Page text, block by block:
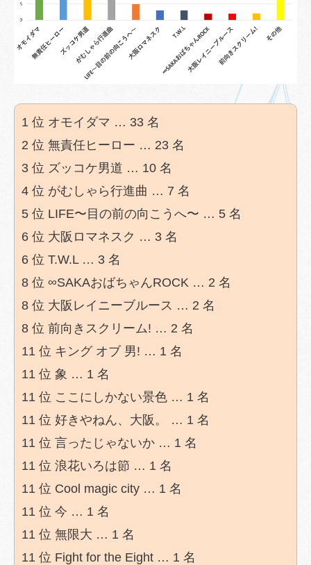
1 位 オモイダマ … 33 名
2 位 無責任ヒーロー … 23 名
3 位 ズッコケ男道 … 10 名
4 位 がむしゃら行進曲 … 7 名
5 位 LIFE〜目の前の向こうへ〜 … 5 名
6 位 大阪ロマネスク … 3 名
6 位 T.W.L … 3 名
8 位 ∞SAKAおばちゃんROCK … 2 名
8 位 大阪レイニーブルース … 2 名
8 位 前向きスクリーム! … 2 名
11 位 キング オブ 男! … 1 名
11 位 象 … 1 名
11 位 ここにしかない景色 … 1 名
11 位 好きやねん、大阪。 … 1 名
11 位 言ったじゃないか … 1 名
11 位 浪花いろは節 … 1 名
11 位 Cool magic city … 1 名
11 位 今 … 1 名
11 位 無限大 … 1 名
11 位 Fight for the Eight … 1 名